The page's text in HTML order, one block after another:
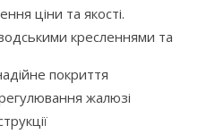
ціни та якості.
кресленнями та
покриття
жалюзі